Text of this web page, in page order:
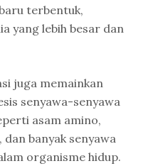
terbentuk,
yang lebih besar dan
juga memainkan
senyawa-senyawa
asam amino,
banyak senyawa
organisme hidup.